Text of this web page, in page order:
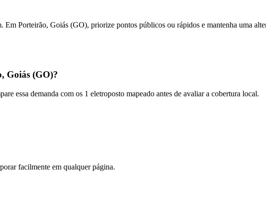
Em Porteirão, Goiás (GO), priorize pontos públicos ou rápidos e mantenha uma
Goiás (GO)?
essa demanda com os 1 eletroposto mapeado antes de avaliar a cobertura local.
facilmente em qualquer página.